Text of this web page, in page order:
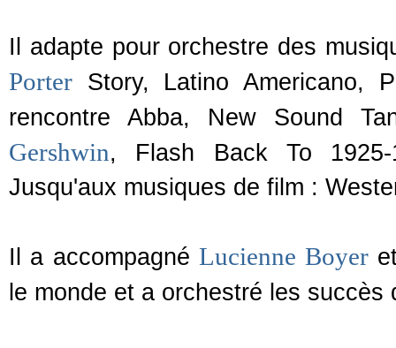
Il adapte pour orchestre des
Porter Story, Latino Americano,
rencontre Abba, New Sound
Gershwin, Flash Back To
Jusqu'aux musiques de film :
Il a accompagnéLucienne Boyeret
le monde et a orchestré les succès